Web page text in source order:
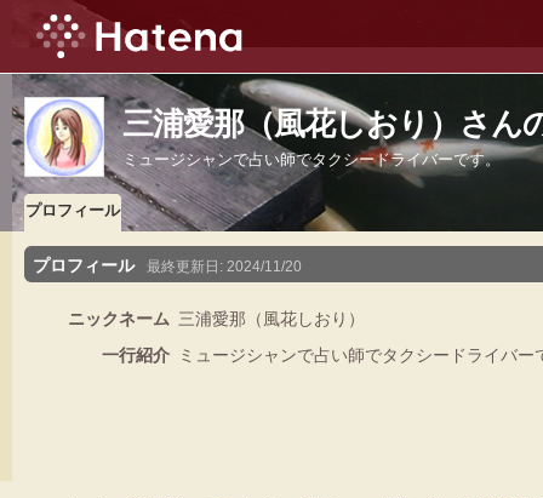
三浦愛那（風花しおり）さん
ミュージシャンで占い師でタクシードライバーです。
プロフィール
プロフィール 最終更新日: 2024/11/20
ニックネーム 三浦愛那（風花しおり）
一行紹介
ミュージシャンで占い師でタクシードライバー